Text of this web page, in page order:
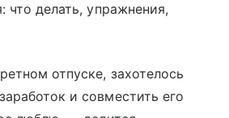
что делать, упражнения,
отпуске, захотелось
и совместить его